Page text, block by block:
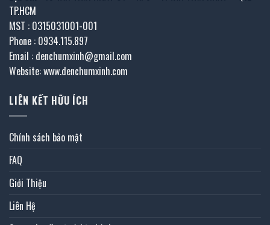
TP.HCM
MST : 0315031001-001
Phone : 0934.115.897
Email : denchumxinh@gmail.com
Website: www.denchumxinh.com
LIÊN KẾT HỮU ÍCH
Chính sách bảo mật
FAQ
Giới Thiệu
Liên Hệ